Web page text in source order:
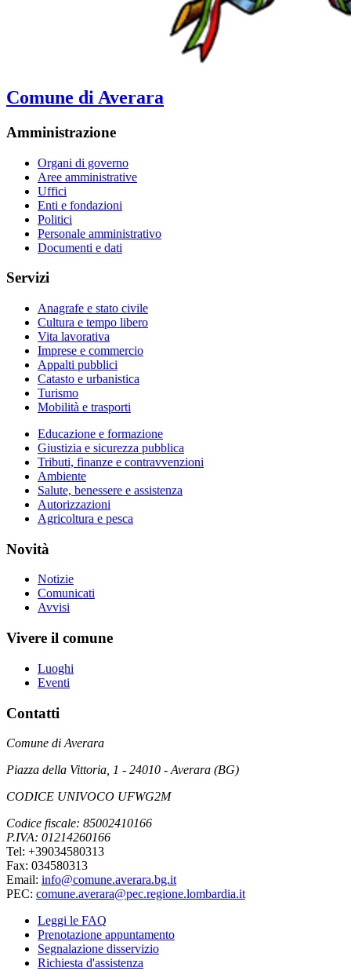
Comune di Averara
Amministrazione
Organi di governo
Aree amministrative
Uffici
Enti e fondazioni
Politici
Personale amministrativo
Documenti e dati
Servizi
Anagrafe e stato civile
Cultura e tempo libero
Vita lavorativa
Imprese e commercio
Appalti pubblici
Catasto e urbanistica
Turismo
Mobilità e trasporti
Educazione e formazione
Giustizia e sicurezza pubblica
Tributi, finanze e contravvenzioni
Ambiente
Salute, benessere e assistenza
Autorizzazioni
Agricoltura e pesca
Novità
Notizie
Comunicati
Avvisi
Vivere il comune
Luoghi
Eventi
Contatti
Comune di Averara
Piazza della Vittoria, 1 - 24010 - Averara (BG)
CODICE UNIVOCO UFWG2M
Codice fiscale: 85002410166
P.IVA: 01214260166
Tel: +39034580313
Fax: 034580313
Email: info@comune.averara.bg.it
PEC: comune.averara@pec.regione.lombardia.it
Leggi le FAQ
Prenotazione appuntamento
Segnalazione disservizio
Richiesta d'assistenza